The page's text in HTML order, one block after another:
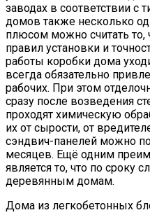
заводах в соответствии с
домов также несколько
плюсом можно считать то,
правил установки и
работы коробки дома
всегда обязательно
рабочих. При этом
сразу после возведения
проходят химическую
их от сырости, от
сэндвич-панелей можно
месяцев. Ещё одним
является то, что по сроку
деревянным домам.
Дома из легкобетонных